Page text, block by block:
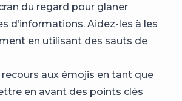
du regard pour glaner
d’informations. Aidez-les à les
en utilisant des sauts de
aux émojis en tant que
en avant des points clés